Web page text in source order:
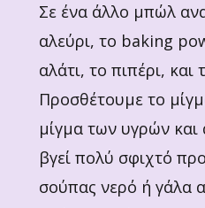
Σε ένα άλλο μπώλ
αλεύρι, το baking
αλάτι, το πιπέρι, και
Προσθέτουμε το
μίγμα των υγρών
βγεί πολύ σφιχτό
σούπας νερό ή γάλα